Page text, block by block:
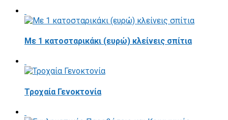
Με 1 κατοσταρικάκι (ευρώ) κλείνεις σπίτια
Τροχαία Γενοκτονία